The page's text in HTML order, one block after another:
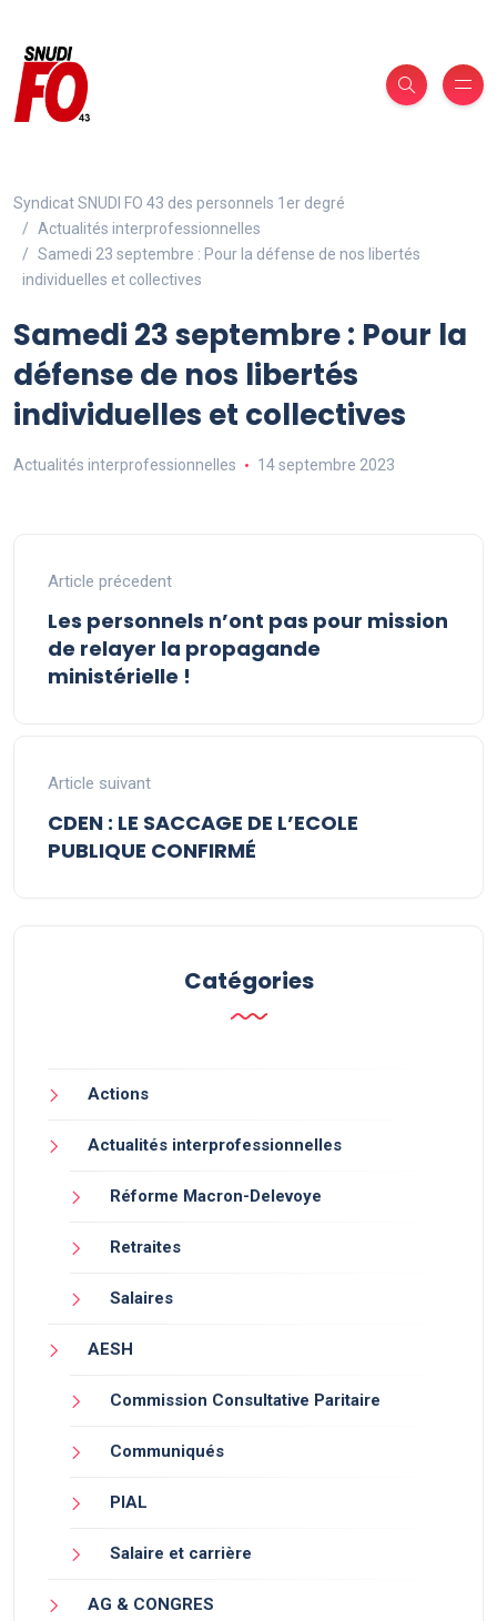
Syndicat SNUDI FO 43 des personnels 1er degré
Actualités interprofessionnelles
Samedi 23 septembre : Pour la défense de nos libertés
individuelles et collectives
Samedi 23 septembre : Pour la
défense de nos libertés
individuelles et collectives
Actualités interprofessionnelles 14 septembre 2023
Article précedent
Les personnels n’ont pas pour mission
de relayer la propagande
ministérielle !
Article suivant
CDEN : LE SACCAGE DE L’ECOLE
PUBLIQUE CONFIRMÉ
Catégories
Actions
Actualités interprofessionnelles
Réforme Macron-Delevoye
Retraites
Salaires
AESH
Commission Consultative Paritaire
Communiqués
PIAL
Salaire et carrière
AG & CONGRES